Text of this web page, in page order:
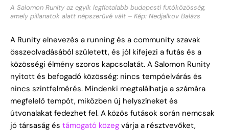
A Salomon Runity az egyik legfiatalabb budapesti futóközösség,
amely pillanatok alatt népszerűvé vált – Kép: Nedjalkov Balázs
A Runity elnevezés a running és a community szavak
összeolvadásából született, és jól kifejezi a futás és a
közösségi élmény szoros kapcsolatát. A Salomon Runity
nyitott és befogadó közösség: nincs tempóelvárás és
nincs szintfelmérés. Mindenki megtalálhatja a számára
megfelelő tempót, miközben új helyszíneket és
útvonalakat fedezhet fel. A közös futások során nemcsak
jó társaság és támogató közeg várja a résztvevőket,